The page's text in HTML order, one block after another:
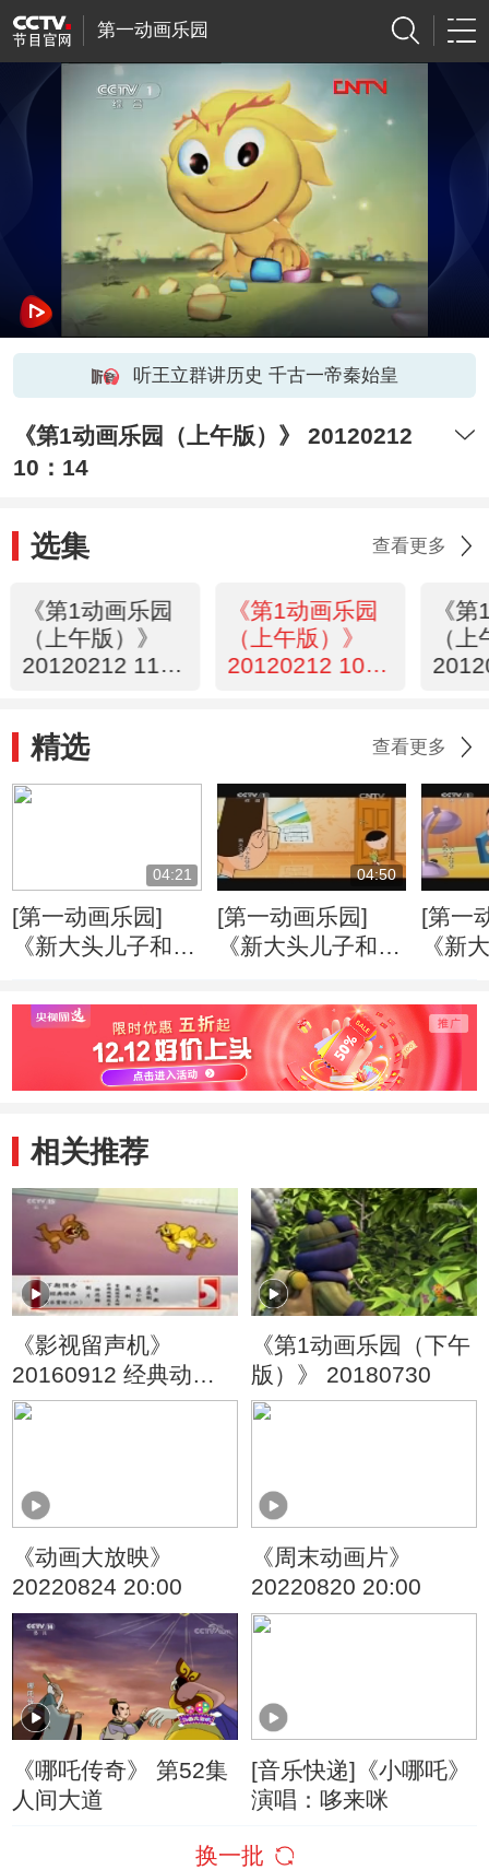
第一动画乐园
听王立群讲历史 千古一帝秦始皇
《第1动画乐园（上午版）》 20120212
10：14
选集 查看更多
《第1动画乐园
（上午版）》
20120212 11：
《第1动画乐园
（上午版）》
20120212 10：
《
（
精选 查看更多
04:21
[第一动画乐园]
《新大头儿子和小
季） 好朋友
04:50
[第一动画乐园]
《新大头儿子和小
季） 戴眼镜的大
头儿子
[第一
《新
季）
旧玩具
相关推荐
《影视留声机》
20160912 经典动画
音乐赏析（五）
《第1动画乐园（下午
版）》 20180730
《动画大放映》
20220824 20:00
《周末动画片》
20220820 20:00
《哪吒传奇》 第52集
人间大道
[音乐快递]《小哪吒》
演唱：哆来咪
换一批